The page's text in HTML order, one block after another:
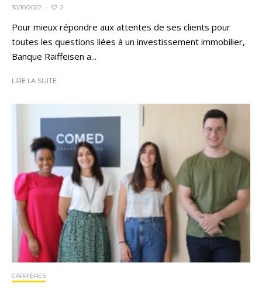
30/10/2022 · 2
Pour mieux répondre aux attentes de ses clients pour
toutes les questions liées à un investissement immobilier,
Banque Raiffeisen a...
LIRE LA SUITE
CARRIÈRES